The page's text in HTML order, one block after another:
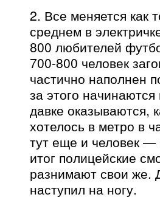
2. Все меняется как
среднем в
800 любителей
700-800 человек
частично наполнен
за этого
давке оказываются,
хотелось в метро в
тут еще и человек
итог полицейские
разнимают свои же.
наступил на ногу.